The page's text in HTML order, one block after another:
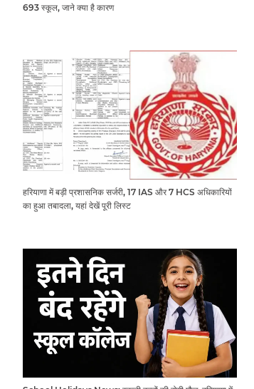
693 स्कूल, जाने क्या है कारण
हरियाणा में बड़ी प्रशासनिक सर्जरी, 17 IAS और 7 HCS अधिकारियों
का हुआ तबादला, यहां देखें पूरी लिस्ट